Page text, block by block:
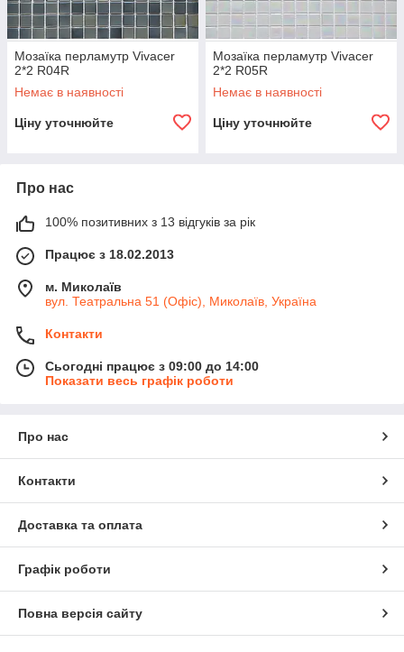
Мозаїка перламутр Vivacer
2*2 R04R
Немає в наявності
Ціну уточнюйте
Мозаїка перламутр Vivacer
2*2 R05R
Немає в наявності
Ціну уточнюйте
Про нас
100% позитивних з 13 відгуків за рік
Працює з 18.02.2013
м. Миколаїв
вул. Театральна 51 (Офіс), Миколаїв, Україна
Контакти
Сьогодні працює з 09:00 до 14:00
Показати весь графік роботи
Про нас
Контакти
Доставка та оплата
Графік роботи
Повна версія сайту